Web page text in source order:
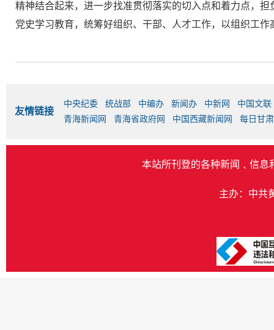
精神结合起来，进一步找准贯彻落实的切入点和着力点，
党史学习教育，统筹好组织、干部、人才工作，以组织工
友情链接
中央纪委 统战部 中编办 新闻办 中新网
中国文联
青海新闻网
青海省政府网 中国西藏新闻网 每日甘
本站所刊登的各种新闻﹑信息
主办：中共